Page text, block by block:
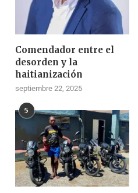
Comendador entre el
desorden y la
haitianización
septiembre 22, 2025
5